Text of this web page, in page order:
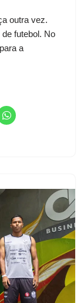
outra vez.
futebol. No
a